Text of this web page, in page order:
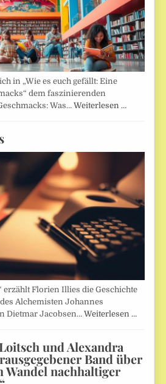
in „Wie es euch gefällt: Eine
dem faszinierenden
Was…Weiterlesen …
erzählt Florien Illies die Geschichte
Alchemisten Johannes
Dietmar Jacobsen…Weiterlesen …
und Alexandra
Band über
nachhaltiger